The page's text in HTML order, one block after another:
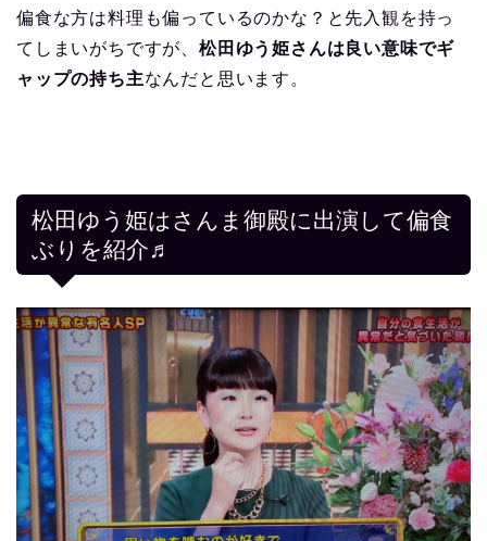
偏食な方は料理も偏っているのかな？と先入観を持っ
てしまいがちですが、松田ゆう姫さんは良い意味でギ
ャップの持ち主なんだと思います。
松田ゆう姫はさんま御殿に出演して偏食
ぶりを紹介♬